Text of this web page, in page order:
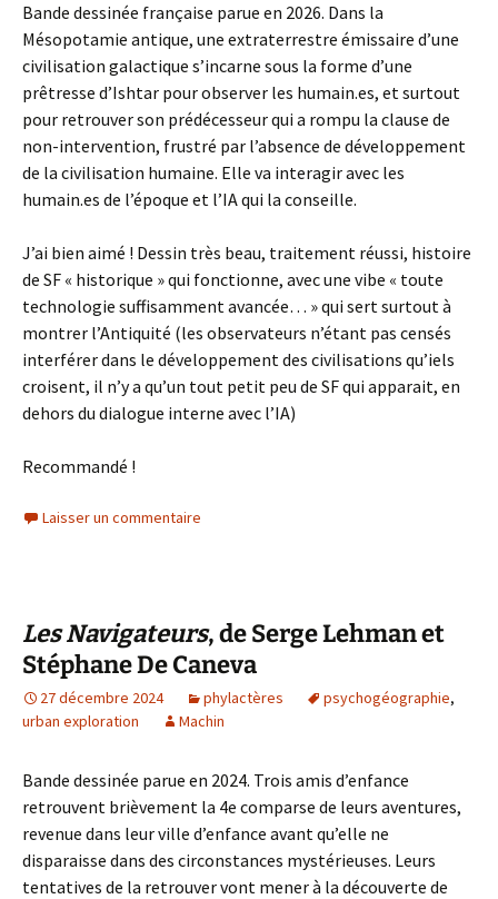
Bande dessinée française parue en 2026. Dans la
Mésopotamie antique, une extraterrestre émissaire d’une
civilisation galactique s’incarne sous la forme d’une
prêtresse d’Ishtar pour observer les humain.es, et surtout
pour retrouver son prédécesseur qui a rompu la clause de
non-intervention, frustré par l’absence de développement
de la civilisation humaine. Elle va interagir avec les
humain.es de l’époque et l’IA qui la conseille.
J’ai bien aimé ! Dessin très beau, traitement réussi, histoire
de SF « historique » qui fonctionne, avec une vibe « toute
technologie suffisamment avancée… » qui sert surtout à
montrer l’Antiquité (les observateurs n’étant pas censés
interférer dans le développement des civilisations qu’iels
croisent, il n’y a qu’un tout petit peu de SF qui apparait, en
dehors du dialogue interne avec l’IA)
Recommandé !
Laisser un commentaire
Les Navigateurs, de Serge Lehman et
Stéphane De Caneva
27 décembre 2024 phylactères psychogéographie,
urban exploration
Machin
Bande dessinée parue en 2024. Trois amis d’enfance
retrouvent brièvement la 4e comparse de leurs aventures,
revenue dans leur ville d’enfance avant qu’elle ne
disparaisse dans des circonstances mystérieuses. Leurs
tentatives de la retrouver vont mener à la découverte de